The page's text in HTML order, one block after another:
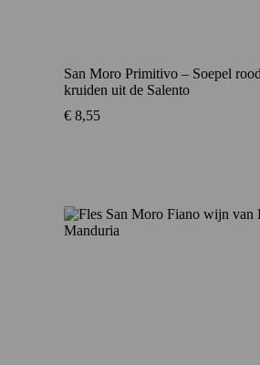
San Moro Primitivo – Soepel
kruiden uit de Salento
€ 8,55